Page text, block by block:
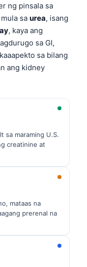
ng pinsala sa
sa urea, isang
, kaya ang
sa GI,
sa bilang
ang kidney
sa maraming U.S.
creatinine at
mataas na
prerenal na